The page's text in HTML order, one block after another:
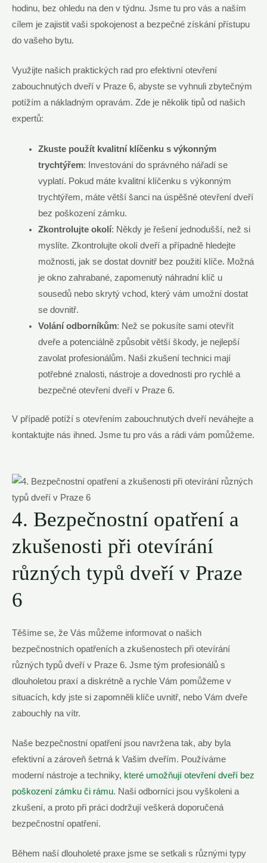
hodinu, bez ohledu na den v týdnu. Jsme tu pro vás a naším
cílem je zajistit vaši spokojenost a bezpečné získání přístupu
do vašeho bytu.
Využijte našich praktických rad pro efektivní otevření
zabouchnutých dveří v Praze 6, abyste se vyhnuli zbytečným
potížím a nákladným opravám. Zde je několik tipů od našich
expertů:
Zkuste použít kvalitní klíčenku s výkonným
trychtýřem: Investování do správného nářadí se
vyplatí. Pokud máte kvalitní klíčenku s výkonným
trychtýřem, máte větší šanci na úspěšné otevření dveří
bez poškození zámku.
Zkontrolujte okolí: Někdy je řešení jednodušší, než si
myslíte. Zkontrolujte okolí dveří a případně hledejte
možnosti, jak se dostat dovnitř bez použití klíče. Možná
je okno zahrabané, zapomenutý náhradní klíč u
sousedů nebo skrytý vchod, který vám umožní dostat
se dovnitř.
Volání odborníkům: Než se pokusíte sami otevřít
dveře a potenciálně způsobit větší škody, je nejlepší
zavolat profesionálům. Naši zkušení technici mají
potřebné znalosti, nástroje a dovednosti pro rychlé a
bezpečné otevření dveří v Praze 6.
V případě potíží s otevřením zabouchnutých dveří neváhejte a
kontaktujte nás ihned. Jsme tu pro vás a rádi vám pomůžeme.
4. Bezpečnostní opatření a
zkušenosti při otevírání
různých typů dveří v Praze
6
Těšíme se, že Vás můžeme informovat o našich
bezpečnostních opatřeních a zkušenostech při otevírání
různých typů dveří v Praze 6. Jsme tým profesionálů s
dlouholetou praxí a diskrétně a rychle Vám pomůžeme v
situacích, kdy jste si zapomněli klíče uvnitř, nebo Vám dveře
zabouchly na vítr.
Naše bezpečnostní opatření jsou navržena tak, aby byla
efektivní a zároveň šetrná k Vašim dveřím. Používáme
moderní nástroje a techniky, které umožňují otevření dveří bez
poškození zámku či rámu. Naši odborníci jsou vyškoleni a
zkušení, a proto při práci dodržují veškerá doporučená
bezpečnostní opatření.
Během naší dlouholeté praxe jsme se setkali s různými typy